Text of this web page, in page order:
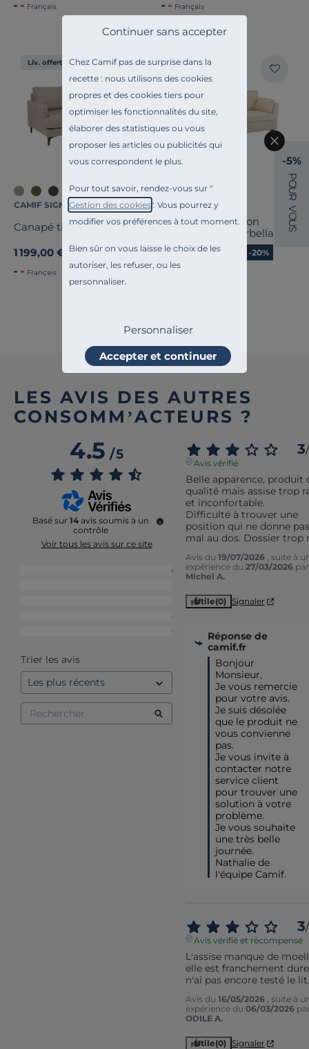
Chez Camif pas de surprise dans la
recette : nous utilisons des cookies
propres et des cookies tiers pour
optimiser les fonctionnalités du site,
élaborer des statistiques ou vous
proposer les articles ou publicités qui
vous correspondent le plus.
Pour tout savoir, rendez-vous sur "
Gestion des cookies". Vous pourrez y
modifier vos préférences à tout moment.
Bien sûr on vous laisse le choix de les
autoriser, les refuser, ou les
personnaliser.
Continuer sans accepter
Personnaliser
Accepter et continuer
Français Français
Liv. offerte
CAMIF SIGNATURE
Canapé tissu Merlin
1 199,00 €
Français
Liv. offerte
CAMIF SIGNATURE
Canapé tissu coton
déhoussable Marbella
799,20 € Ancien prix
999,00 € -20%
LES AVIS DES AUTRES
CONSOMM’ACTEURS ?
4.5/5
Basé sur 14 avis soumis à un
contrôle
Voir tous les avis sur ce site
9
0
0
Trier les avis
3/
Avis vérifié
Belle apparence, produit
qualité mais assise trop
et inconfortable.
Difficulté à trouver une
position qui ne donne pas
mal au dos. Dossier trop
Avis du 19/07/2026 , suite à
expérience du 27/03/2026 par
Michel A.
Utile(0) Signaler
Réponse de
camif.fr
Bonjour
Monsieur,
Je vous remercie
pour votre avis.
Je suis désolée
que le produit ne
vous convienne
pas.
Je vous invite à
contacter notre
service client
pour trouver une
solution à votre
problème.
Je vous souhaite
une très belle
journée.
Nathalie de
l'équipe Camif.
3/
Avis vérifié et récompensé
L'assise manque de
elle est franchement
n'ai pas encore testé le lit.
Avis du 16/05/2026 , suite à
expérience du 06/03/2026
ODILE A.
Utile(0) Signaler
-5%
P
O
U
R
V
O
U
S